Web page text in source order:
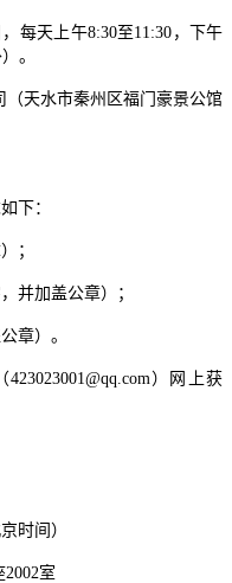
每天上午8:30至11:30，下午
。
天水市秦州区福门豪景公馆
下：
；
并加盖公章）；
章）。
）网上获
时间）
2002室